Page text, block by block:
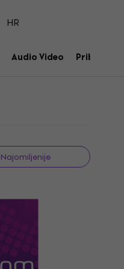
HR
Audio Video Pribor
Najomiljenije